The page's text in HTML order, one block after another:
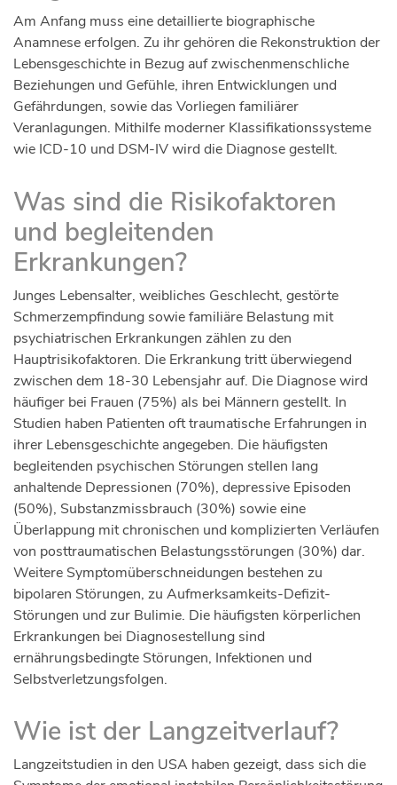
Am Anfang muss eine detaillierte biographische
Anamnese erfolgen. Zu ihr gehören die Rekonstruktion der
Lebensgeschichte in Bezug auf zwischenmenschliche
Beziehungen und Gefühle, ihren Entwicklungen und
Gefährdungen, sowie das Vorliegen familiärer
Veranlagungen. Mithilfe moderner Klassifikationssysteme
wie ICD-10 und DSM-IV wird die Diagnose gestellt.
Was sind die Risikofaktoren
und begleitenden
Erkrankungen?
Junges Lebensalter, weibliches Geschlecht, gestörte
Schmerzempfindung sowie familiäre Belastung mit
psychiatrischen Erkrankungen zählen zu den
Hauptrisikofaktoren. Die Erkrankung tritt überwiegend
zwischen dem 18-30 Lebensjahr auf. Die Diagnose wird
häufiger bei Frauen (75%) als bei Männern gestellt. In
Studien haben Patienten oft traumatische Erfahrungen in
ihrer Lebensgeschichte angegeben. Die häufigsten
begleitenden psychischen Störungen stellen lang
anhaltende Depressionen (70%), depressive Episoden
(50%), Substanzmissbrauch (30%) sowie eine
Überlappung mit chronischen und komplizierten Verläufen
von posttraumatischen Belastungsstörungen (30%) dar.
Weitere Symptomüberschneidungen bestehen zu
bipolaren Störungen, zu Aufmerksamkeits-Defizit-
Störungen und zur Bulimie. Die häufigsten körperlichen
Erkrankungen bei Diagnosestellung sind
ernährungsbedingte Störungen, Infektionen und
Selbstverletzungsfolgen.
Wie ist der Langzeitverlauf?
Langzeitstudien in den USA haben gezeigt, dass sich die